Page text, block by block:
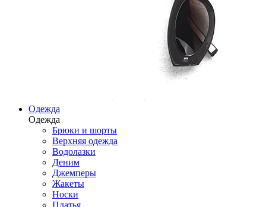
Одежда
Одежда
Брюки и шорты
Верхняя одежда
Водолазки
Деним
Джемперы
Жакеты
Носки